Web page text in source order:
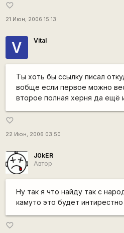
favorite_border
21 Июн, 2006 15:13
V Vital
Ты хоть бы ссылку писал
вобще если первое можно
второе полная херня да ещё
favorite_border
22 Июн, 2006 03:50
J0kER
Автор
Ну так я что найду так с
камуто это будет интирестно
favorite_border